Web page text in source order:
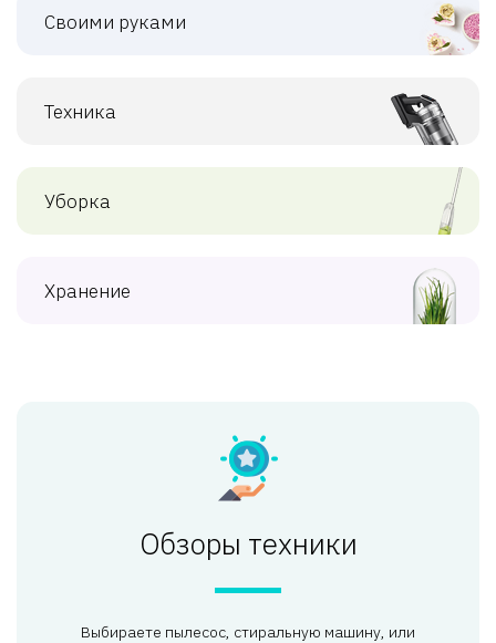
Своими руками
Техника
Уборка
Хранение
Обзоры техники
Выбираете пылесос, стиральную машину, или